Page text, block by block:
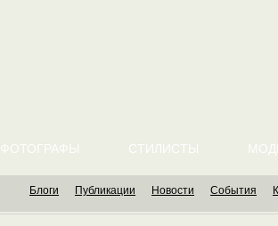
ФОТОГРАФЫ СТИЛИСТЫ
Блоги Публикации Новости События